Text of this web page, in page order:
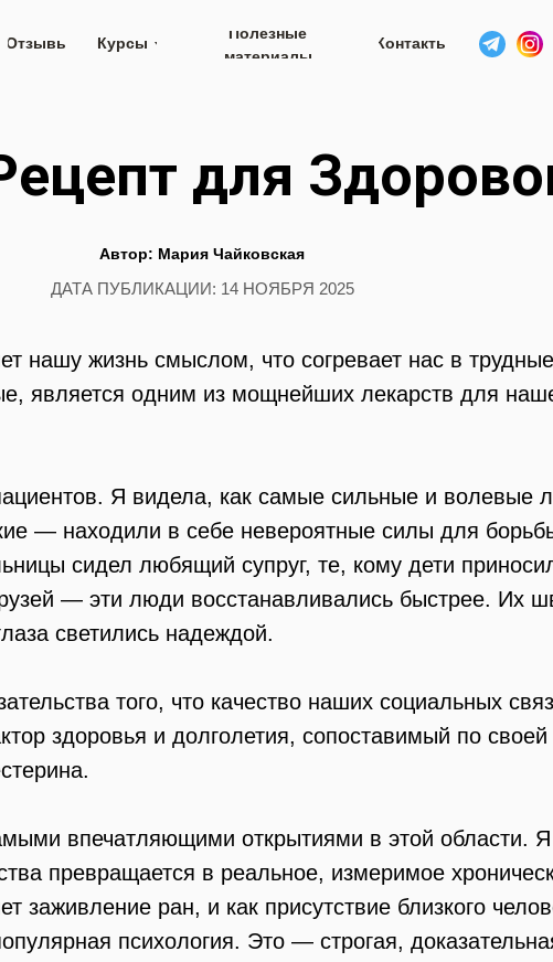
Отзывы Курсы
Полезные
материалы
Контакты
для
Автор: Мария Чайковская
ДАТА ПУБЛИКАЦИИ: 14 НОЯБРЯ 2025
нашу жизнь смыслом, что согревает нас в
является одним из мощнейших лекарств для
Я видела, как самые сильные и волевые
— находили в себе невероятные силы для
сидел любящий супруг, те, кому дети
— эти люди восстанавливались быстрее. Их
светились надеждой.
того, что качество наших социальных
здоровья и долголетия, сопоставимый по своей
впечатляющими открытиями в этой области.
превращается в реальное, измеримое
заживление ран, и как присутствие близкого
психология. Это — строгая,